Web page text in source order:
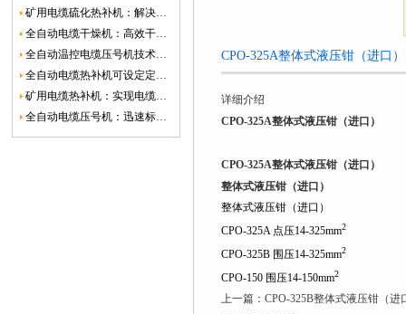
矿用电缆硫化热补机：解决矿山电缆故障的新选择
全自动电缆干燥机：高效干燥，电缆质量
全自动温控电缆压号机技术革新：数字化标识的新趋势
全自动电缆热补机可设定定时功能，实现自动化热补
矿用电缆热补机：实现电缆故障修复的高效装置
全自动电缆压号机：迅速标识电缆的利器
CPO-325A整体式液压钳（进口
详细介绍
CPO-325A整体式液压钳（进口）
CPO-325A整体式液压钳（进口）
整体式液压钳（进口）
整体式液压钳（进口）
CPO-325A 点压14-325mm2
CPO-325B 围压14-325mm2
CPO-150 围压14-150mm2
上一篇： CPO-325B整体式液压钳（进